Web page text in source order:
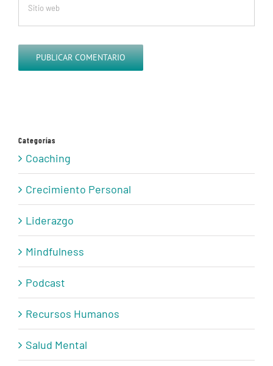
Categorías
Coaching
Crecimiento Personal
Liderazgo
Mindfulness
Podcast
Recursos Humanos
Salud Mental